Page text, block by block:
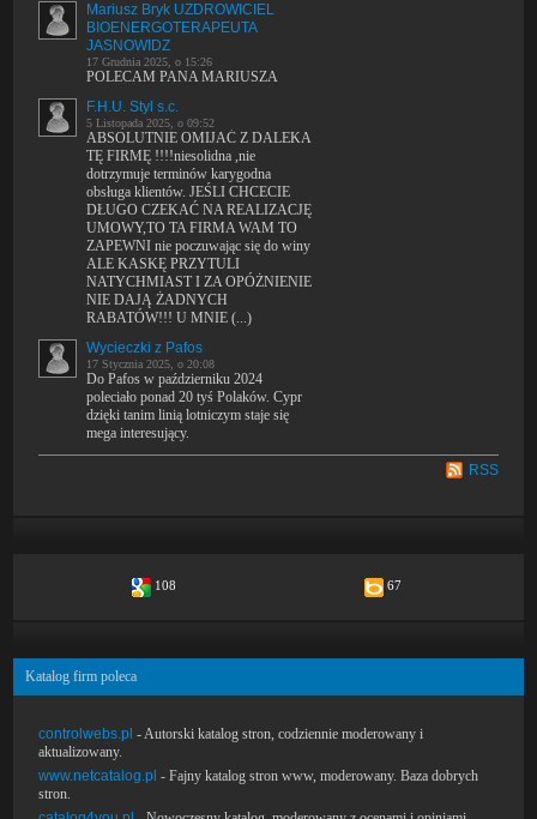
Mariusz Bryk UZDROWICIEL
BIOENERGOTERAPEUTA
JASNOWIDZ
17 Grudnia 2025, o 15:26
POLECAM PANA MARIUSZA
F.H.U. Styl s.c.
5 Listopada 2025, o 09:52
ABSOLUTNIE OMIJAĆ Z DALEKA
TĘ FIRMĘ !!!!niesolidna ,nie
dotrzymuje terminów karygodna
obsługa klientów. JEŚLI CHCECIE
DŁUGO CZEKAĆ NA REALIZACJĘ
UMOWY,TO TA FIRMA WAM TO
ZAPEWNI nie poczuwając się do winy
ALE KASKĘ PRZYTULI
NATYCHMIAST I ZA OPÓŻNIENIE
NIE DAJĄ ŻADNYCH
RABATÓW!!! U MNIE (...)
Wycieczki z Pafos
17 Stycznia 2025, o 20:08
Do Pafos w październiku 2024
poleciało ponad 20 tyś Polaków. Cypr
dzięki tanim linią lotniczym staje się
mega interesujący.
RSS
108 67
Katalog firm poleca
controlwebs.pl - Autorski katalog stron, codziennie moderowany i
aktualizowany.
www.netcatalog.pl - Fajny katalog stron www, moderowany. Baza dobrych
stron.